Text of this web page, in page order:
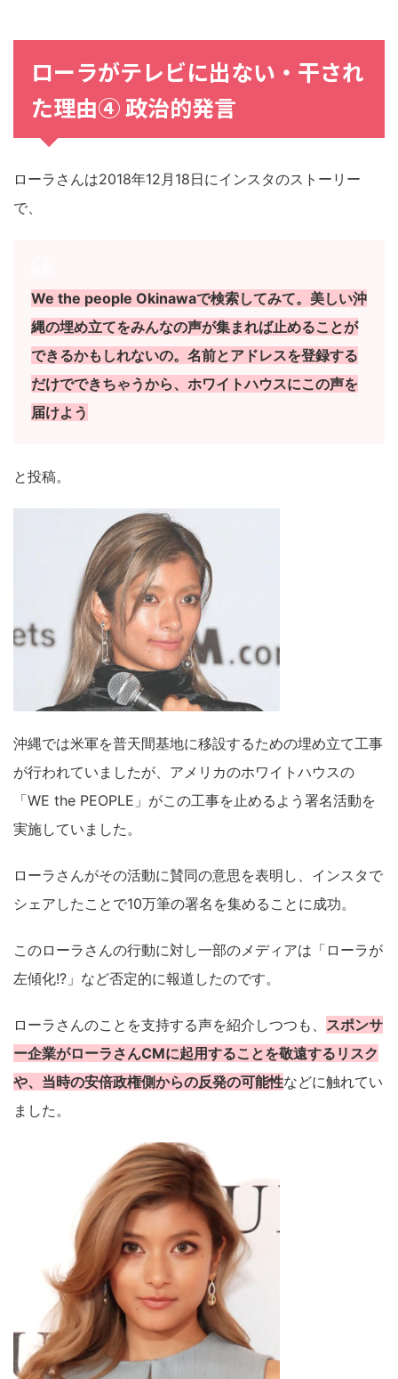
ローラがテレビに出ない・干され
た理由④ 政治的発言
ローラさんは2018年12月18日にインスタのストーリー
で、
We the people Okinawaで検索してみて。美しい沖
縄の埋め立てをみんなの声が集まれば止めることが
できるかもしれないの。名前とアドレスを登録する
だけでできちゃうから、ホワイトハウスにこの声を
届けよう
と投稿。
沖縄では米軍を普天間基地に移設するための埋め立て工事
が行われていましたが、アメリカのホワイトハウスの
「WE the PEOPLE」がこの工事を止めるよう署名活動を
実施していました。
ローラさんがその活動に賛同の意思を表明し、インスタで
シェアしたことで10万筆の署名を集めることに成功。
このローラさんの行動に対し一部のメディアは「ローラが
左傾化!?」など否定的に報道したのです。
ローラさんのことを支持する声を紹介しつつも、 スポンサ
ー企業がローラさんCMに起用することを敬遠するリスク
や、当時の安倍政権側からの反発の可能性などに触れてい
ました。